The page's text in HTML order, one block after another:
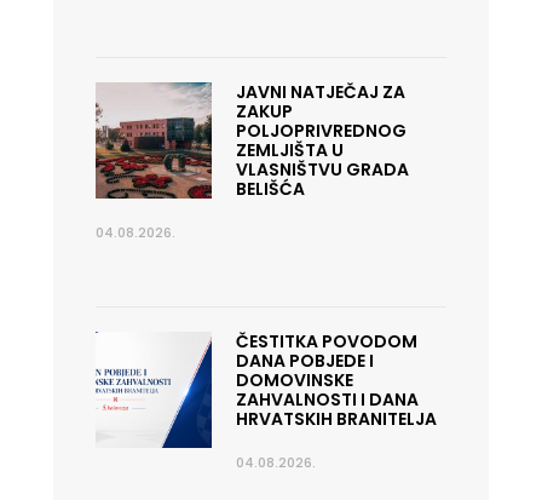
JAVNI NATJEČAJ ZA
ZAKUP
POLJOPRIVREDNOG
ZEMLJIŠTA U
VLASNIŠTVU GRADA
BELIŠĆA
04.08.2026.
ČESTITKA POVODOM
DANA POBJEDE I
DOMOVINSKE
ZAHVALNOSTI I DANA
HRVATSKIH BRANITELJA
04.08.2026.